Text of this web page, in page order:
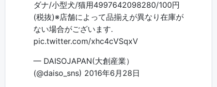
ダナ/小型犬/猫用4997642098280/100円
(税抜)※店舗によって品揃えが異なり在庫が
ない場合がございます.
pic.twitter.com/xhc4cVSqxV
— DAISOJAPAN(大創産業）
(@daiso_sns) 2016年6月28日